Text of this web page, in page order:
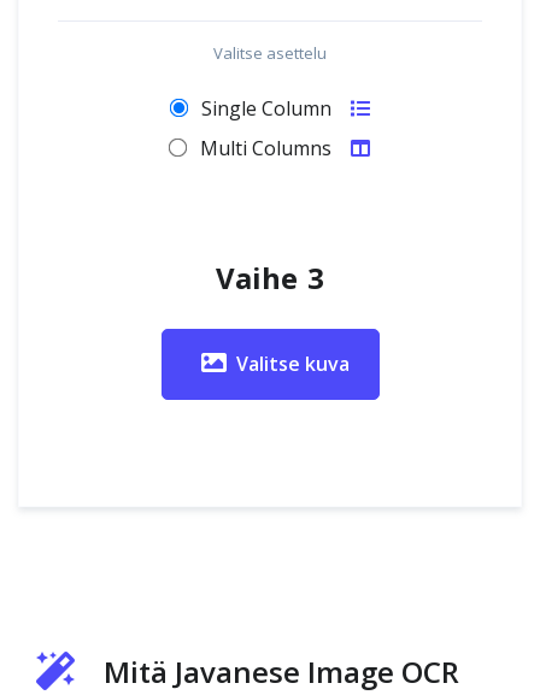
Valitse asettelu
Single Column
Multi Columns
Vaihe 3
Valitse kuva
Mitä Javanese Image OCR